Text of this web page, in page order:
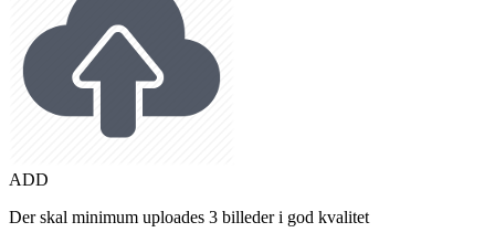
ADD
Der skal minimum uploades 3 billeder i god kvalitet